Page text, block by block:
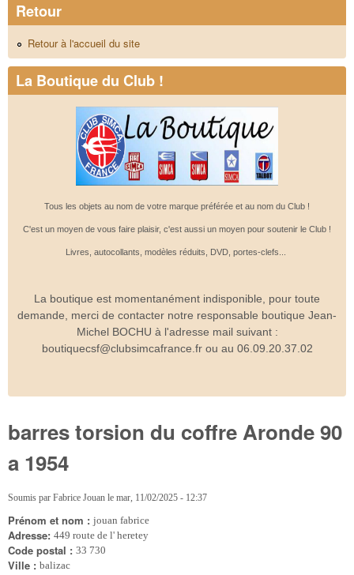
Retour
Retour à l'accueil du site
La Boutique du Club !
Tous les objets au nom de votre marque préférée et au nom du Club !
C'est un moyen de vous faire plaisir, c'est aussi un moyen pour soutenir le Club !
Livres, autocollants, modèles réduits, DVD, portes-clefs...
La boutique est momentanément indisponible, pour toute
demande, merci de contacter notre responsable boutique Jean-
Michel BOCHU à l'adresse mail suivant :
boutiquecsf@clubsimcafrance.fr ou au 06.09.20.37.02
barres torsion du coffre Aronde 90
a 1954
Soumis par Fabrice Jouan le mar, 11/02/2025 - 12:37
Prénom et nom : jouan fabrice
Adresse: 449 route de l' heretey
Code postal : 33 730
Ville : balizac